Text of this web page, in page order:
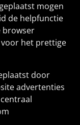
mogen
de helpfunctie
browser
het prettige
door
advertenties